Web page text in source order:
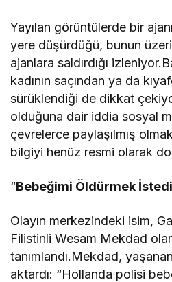
Yayılan görüntülerde bir
yere düşürdüğü, bunun
ajanlara saldırdığı
kadının saçından ya da
sürüklendiği de dikkat
olduğuna dair iddia sosyal
çevrelerce paylaşılmış
bilgiyi henüz resmi olarak
“Bebeğimi Öldürmek
Olayın merkezindeki isim,
Filistinli Wesam Mekdad
tanımlandı.Mekdad,
aktardı: “Hollanda polisi